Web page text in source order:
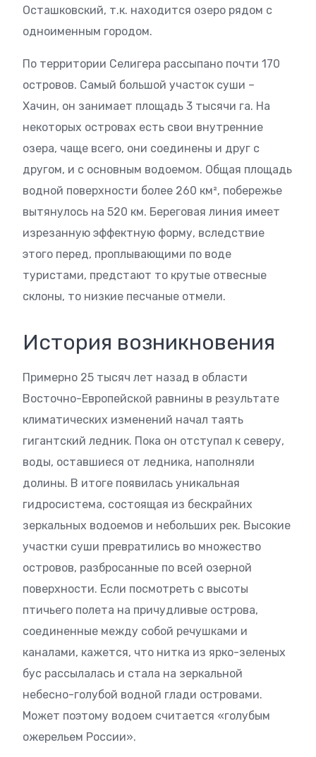
Осташковский, т.к. находится озеро рядом с
одноименным городом.
По территории Селигера рассыпано почти 170
островов. Самый большой участок суши –
Хачин, он занимает площадь 3 тысячи га. На
некоторых островах есть свои внутренние
озера, чаще всего, они соединены и друг с
другом, и с основным водоемом. Общая площадь
водной поверхности более 260 км², побережье
вытянулось на 520 км. Береговая линия имеет
изрезанную эффектную форму, вследствие
этого перед, проплывающими по воде
туристами, предстают то крутые отвесные
склоны, то низкие песчаные отмели.
История возникновения
Примерно 25 тысяч лет назад в области
Восточно-Европейской равнины в результате
климатических изменений начал таять
гигантский ледник. Пока он отступал к северу,
воды, оставшиеся от ледника, наполняли
долины. В итоге появилась уникальная
гидросистема, состоящая из бескрайних
зеркальных водоемов и небольших рек. Высокие
участки суши превратились во множество
островов, разбросанные по всей озерной
поверхности. Если посмотреть с высоты
птичьего полета на причудливые острова,
соединенные между собой речушками и
каналами, кажется, что нитка из ярко-зеленых
бус рассылалась и стала на зеркальной
небесно-голубой водной глади островами.
Может поэтому водоем считается «голубым
ожерельем России».